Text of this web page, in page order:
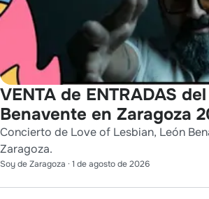
VENTA de ENTRADAS
Benavente en Zaragoza
Concierto de Love of Lesbian, León
Zaragoza.
Soy de Zaragoza · 1 de agosto de 2026